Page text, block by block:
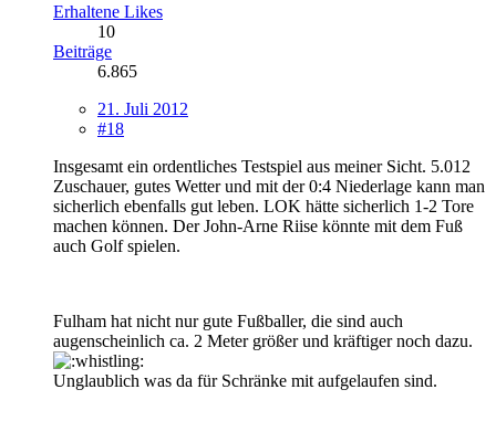
Erhaltene Likes
10
Beiträge
6.865
21. Juli 2012
#18
Insgesamt ein ordentliches Testspiel aus meiner Sicht. 5.012
Zuschauer, gutes Wetter und mit der 0:4 Niederlage kann man
sicherlich ebenfalls gut leben. LOK hätte sicherlich 1-2 Tore
machen können. Der John-Arne Riise könnte mit dem Fuß
auch Golf spielen.
Fulham hat nicht nur gute Fußballer, die sind auch
augenscheinlich ca. 2 Meter größer und kräftiger noch dazu.
Unglaublich was da für Schränke mit aufgelaufen sind.